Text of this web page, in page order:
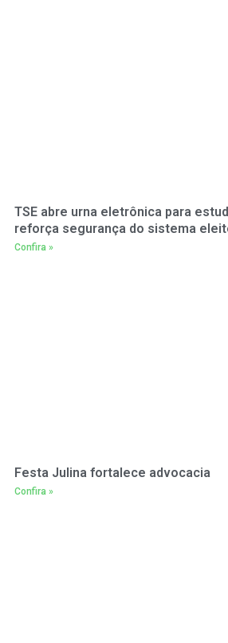
TSE abre urna eletrônica para
reforça segurança do sistema
Confira »
Festa Julina fortalece advocacia
Confira »